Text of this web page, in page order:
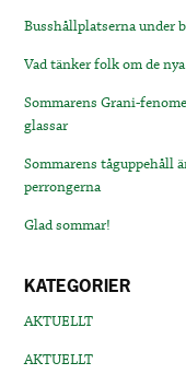
Busshållplatserna under
Vad tänker folk om de
Sommarens Grani-
glassar
Sommarens tåguppehåll
perrongerna
Glad sommar!
KATEGORIER
AKTUELLT
AKTUELLT